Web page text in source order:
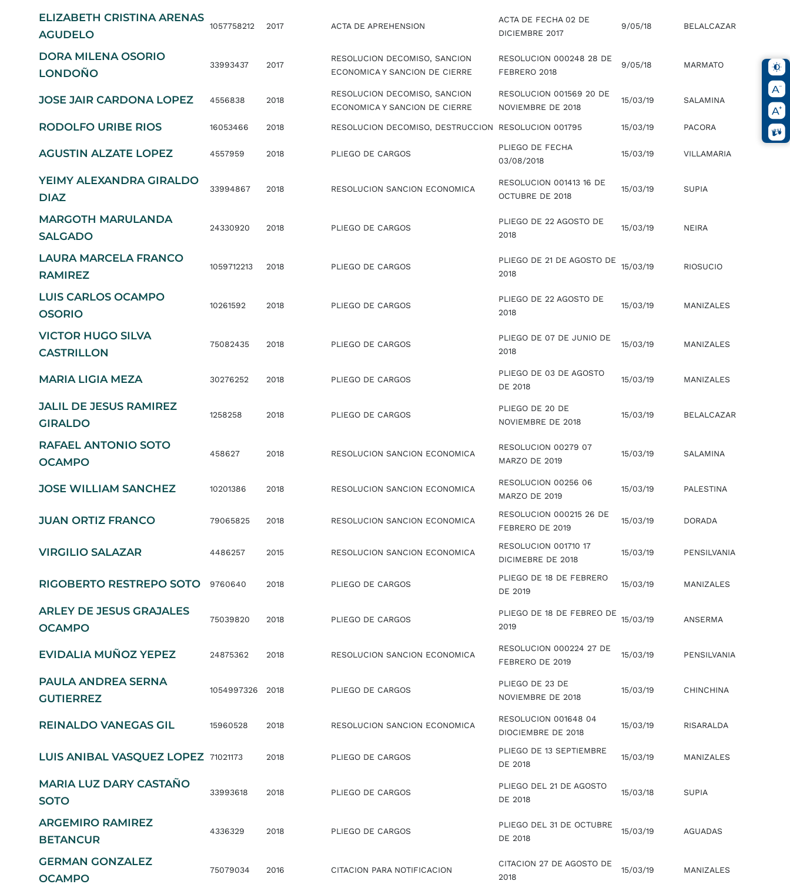
ELIZABETH CRISTINA ARENAS
AGUDELO
1057758212 2017 ACTA DE APREHENSION
ACTA DE FECHA 02 DE
DICIEMBRE 2017
9/05/18 BELALCAZAR
DORA MILENA OSORIO
LONDOÑO
33993437 2017
RESOLUCION DECOMISO, SANCION
ECONOMICA Y SANCION DE CIERRE
RESOLUCION 000248 28 DE
FEBRERO 2018
9/05/18 MARMATO
JOSE JAIR CARDONA LOPEZ 4556838 2018
RESOLUCION DECOMISO, SANCION
ECONOMICA Y SANCION DE CIERRE
RESOLUCION 001569 20 DE
NOVIEMBRE DE 2018
15/03/19 SALAMINA
RODOLFO URIBE RIOS 16053466 2018 RESOLUCION DECOMISO, DESTRUCCION RESOLUCION 001795 15/03/19 PACORA
AGUSTIN ALZATE LOPEZ 4557959 2018 PLIEGO DE CARGOS
PLIEGO DE FECHA
03/08/2018
15/03/19 VILLAMARIA
YEIMY ALEXANDRA GIRALDO
DIAZ
33994867 2018 RESOLUCION SANCION ECONOMICA
RESOLUCION 001413 16 DE
OCTUBRE DE 2018
15/03/19 SUPIA
MARGOTH MARULANDA
SALGADO
24330920 2018 PLIEGO DE CARGOS
PLIEGO DE 22 AGOSTO DE
2018
15/03/19 NEIRA
LAURA MARCELA FRANCO
RAMIREZ
1059712213 2018 PLIEGO DE CARGOS
PLIEGO DE 21 DE AGOSTO DE
2018
15/03/19 RIOSUCIO
LUIS CARLOS OCAMPO
OSORIO
10261592 2018 PLIEGO DE CARGOS
PLIEGO DE 22 AGOSTO DE
2018
15/03/19 MANIZALES
VICTOR HUGO SILVA
CASTRILLON
75082435 2018 PLIEGO DE CARGOS
PLIEGO DE 07 DE JUNIO DE
2018
15/03/19 MANIZALES
MARIA LIGIA MEZA 30276252 2018 PLIEGO DE CARGOS
PLIEGO DE 03 DE AGOSTO
DE 2018
15/03/19 MANIZALES
JALIL DE JESUS RAMIREZ
GIRALDO
1258258 2018 PLIEGO DE CARGOS
PLIEGO DE 20 DE
NOVIEMBRE DE 2018
15/03/19 BELALCAZAR
RAFAEL ANTONIO SOTO
OCAMPO
458627 2018 RESOLUCION SANCION ECONOMICA
RESOLUCION 00279 07
MARZO DE 2019
15/03/19 SALAMINA
JOSE WILLIAM SANCHEZ 10201386 2018 RESOLUCION SANCION ECONOMICA
RESOLUCION 00256 06
MARZO DE 2019
15/03/19 PALESTINA
JUAN ORTIZ FRANCO 79065825 2018 RESOLUCION SANCION ECONOMICA
RESOLUCION 000215 26 DE
FEBRERO DE 2019
15/03/19 DORADA
VIRGILIO SALAZAR 4486257 2015 RESOLUCION SANCION ECONOMICA
RESOLUCION 001710 17
DICIMEBRE DE 2018
15/03/19 PENSILVANIA
RIGOBERTO RESTREPO SOTO 9760640 2018 PLIEGO DE CARGOS
PLIEGO DE 18 DE FEBRERO
DE 2019
15/03/19 MANIZALES
ARLEY DE JESUS GRAJALES
OCAMPO
75039820 2018 PLIEGO DE CARGOS
PLIEGO DE 18 DE FEBREO DE
2019
15/03/19 ANSERMA
EVIDALIA MUÑOZ YEPEZ 24875362 2018 RESOLUCION SANCION ECONOMICA
RESOLUCION 000224 27 DE
FEBRERO DE 2019
15/03/19 PENSILVANIA
PAULA ANDREA SERNA
GUTIERREZ
1054997326 2018 PLIEGO DE CARGOS
PLIEGO DE 23 DE
NOVIEMBRE DE 2018
15/03/19 CHINCHINA
REINALDO VANEGAS GIL 15960528 2018 RESOLUCION SANCION ECONOMICA
RESOLUCION 001648 04
DIOCIEMBRE DE 2018
15/03/19 RISARALDA
LUIS ANIBAL VASQUEZ LOPEZ 71021173 2018 PLIEGO DE CARGOS
PLIEGO DE 13 SEPTIEMBRE
DE 2018
15/03/19 MANIZALES
MARIA LUZ DARY CASTAÑO
SOTO
33993618 2018 PLIEGO DE CARGOS
PLIEGO DEL 21 DE AGOSTO
DE 2018
15/03/18 SUPIA
ARGEMIRO RAMIREZ
BETANCUR
4336329 2018 PLIEGO DE CARGOS
PLIEGO DEL 31 DE OCTUBRE
DE 2018
15/03/19 AGUADAS
GERMAN GONZALEZ
OCAMPO
75079034 2016 CITACION PARA NOTIFICACION
CITACION 27 DE AGOSTO DE
2018
15/03/19 MANIZALES